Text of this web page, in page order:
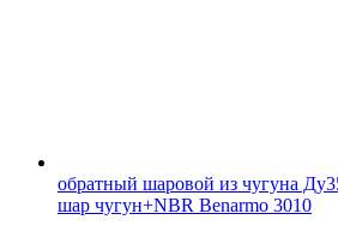
обратный шаровой из чугуна
шар чугун+NBR Benarmo 3010